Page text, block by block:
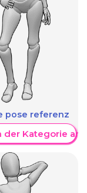
pose referenz
der Kategorie